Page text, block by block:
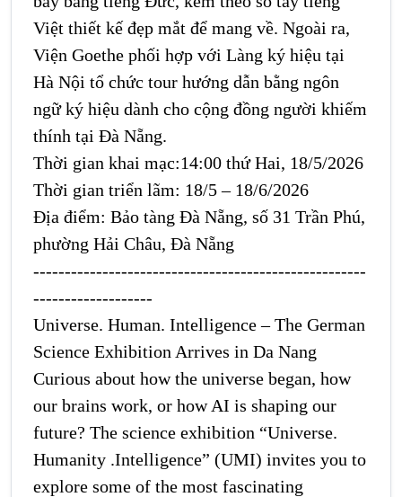
Việt thiết kế đẹp mắt để mang về. Ngoài ra,
Viện Goethe phối hợp với Làng ký hiệu tại
Hà Nội tổ chức tour hướng dẫn bằng ngôn
ngữ ký hiệu dành cho cộng đồng người khiếm
thính tại Đà Nẵng.
Thời gian khai mạc:14:00 thứ Hai, 18/5/2026
Thời gian triển lãm: 18/5 – 18/6/2026
Địa điểm: Bảo tàng Đà Nẵng, số 31 Trần Phú,
phường Hải Châu, Đà Nẵng
-----------------------------------------------------
-------------------
Universe. Human. Intelligence – The German
Science Exhibition Arrives in Da Nang
Curious about how the universe began, how
our brains work, or how AI is shaping our
future? The science exhibition “Universe.
Humanity .Intelligence” (UMI) invites you to
explore some of the most fascinating